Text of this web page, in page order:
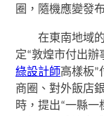
圈，隨機應變發
在東南地域
定“敦煌市付出辦
綠設計師高樣板”
商圈、對外飯店
時，提出“一縣